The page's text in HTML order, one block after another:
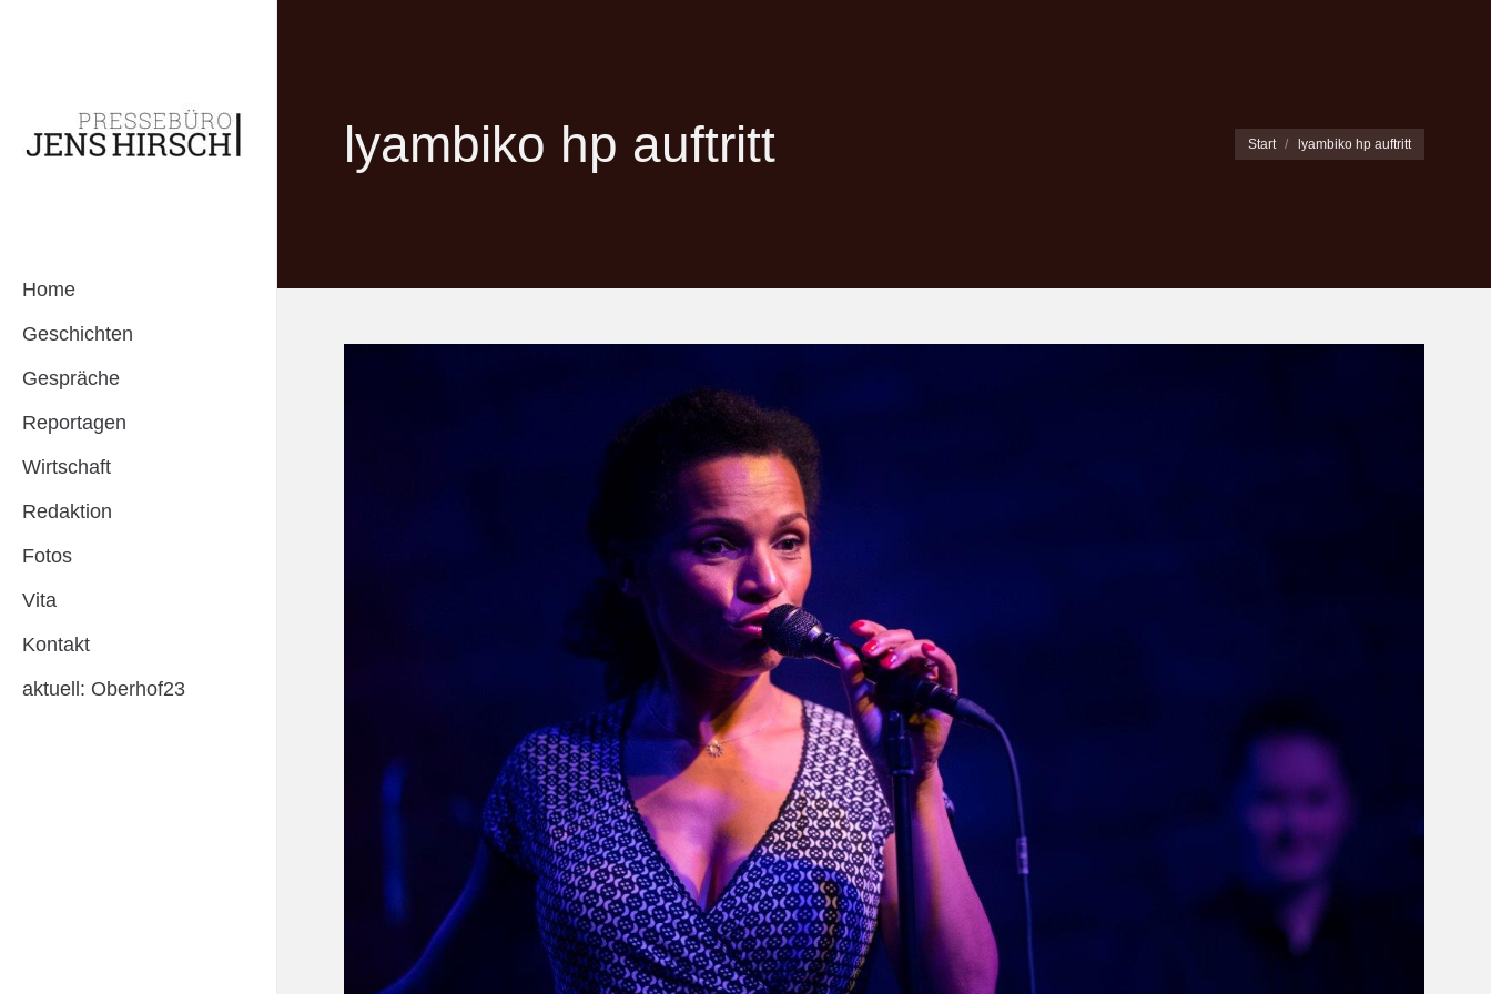
Home
Geschichten
Gespräche
Reportagen
Wirtschaft
Redaktion
Fotos
Vita
Kontakt
aktuell: Oberhof23
lyambiko hp auftritt Sie befinden sich hier:
Start lyambiko hp auftritt